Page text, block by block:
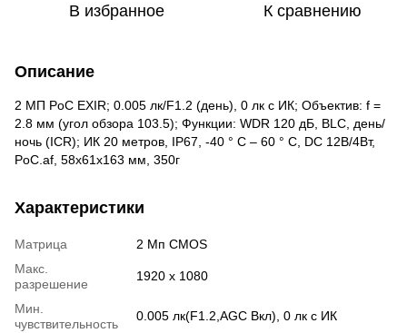
В избранное К сравнению
Описание
2 МП PoC EXIR; 0.005 лк/F1.2 (день), 0 лк c ИК; Объектив: f =
2.8 мм (угол обзора 103.5); Функции: WDR 120 дБ, BLC, день/
ночь (ICR); ИК 20 метров, IP67, -40 ° C – 60 ° C, DC 12В/4Вт,
PoC.af, 58х61x163 мм, 350г
Характеристики
Матрица
2 Мп CMOS
Макс.
разрешение
1920 x 1080
Мин.
чувствительность
0.005 лк(F1.2,AGC Вкл), 0 лк с ИК